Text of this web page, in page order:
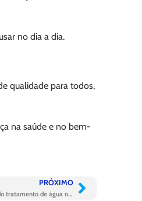
no dia a dia.
qualidade para todos,
na saúde e no bem-
PRÓXIMO
Sistema inédito marca avanço na qualidade do tratamento de água no RJ